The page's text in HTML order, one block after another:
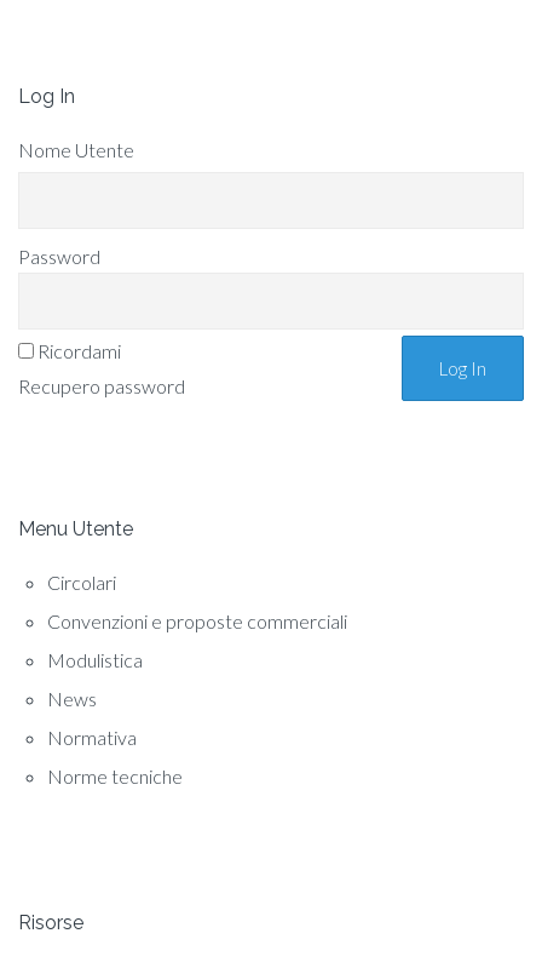
Log In
Nome Utente
Password
Ricordami
Recupero password
Menu Utente
Circolari
Convenzioni e proposte commerciali
Modulistica
News
Normativa
Norme tecniche
Risorse